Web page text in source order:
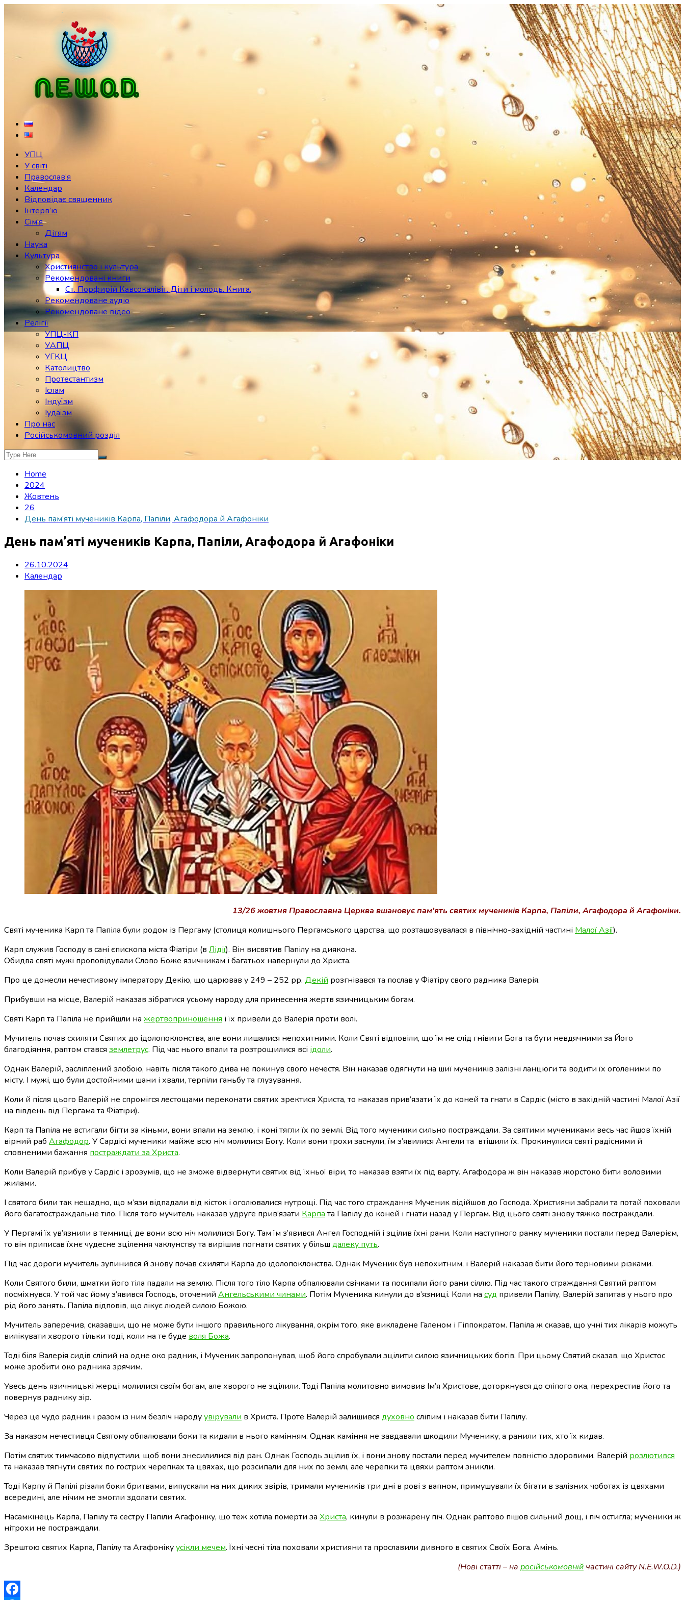
УПЦ
У світі
Православ’я
Календар
Відповідає священник
Інтерв’ю
Сім’я
Дітям
Наука
Культура
Християнство і культура
Рекомендовані книги
Ст. Порфирій Кавсокалівіт. Діти і молодь. Книга.
Рекомендоване аудіо
Рекомендоване відео
Релігії
УПЦ-КП
УАПЦ
УГКЦ
Католицтво
Протестантизм
Іслам
Індуїзм
Іудаїзм
Про нас
Російськомовний розділ
Home
2024
Жовтень
26
День пам’яті мучеників Карпа, Папіли, Агафодора й Агафоніки
День пам’яті мучеників Карпа, Папіли, Агафодора й Агафоніки
26.10.2024
Календар
13/26 жовтня Православна Церква вшановує пам’ять святих мучеників Карпа, Папіли, Агафодора й Агафоніки.
Святі мученика Карп та Папіла були родом із Пергаму (столиця колишнього Пергамського царства, що розташовувалася в північно-західній частині Малої Азії).
Карп служив Господу в сані єпископа міста Фіатіри (в Лідії). Він висвятив Папілу на диякона.
Обидва святі мужі проповідували Слово Боже язичникам і багатьох навернули до Христа.
Про це донесли нечестивому імператору Декію, що царював у 249 – 252 рр. Декій розгнівався та послав у Фіатіру свого радника Валерія.
Прибувши на місце, Валерій наказав зібратися усьому народу для принесення жертв язичницьким богам.
Святі Карп та Папіла не прийшли на жертвоприношення і їх привели до Валерія проти волі.
Мучитель почав схиляти Святих до ідолопоклонства, але вони лишалися непохитними. Коли Святі відповіли, що їм не слід гнівити Бога та бути невдячними за Його
благодіяння, раптом стався землетрус. Під час нього впали та розтрощилися всі ідоли.
Однак Валерій, засліплений злобою, навіть після такого дива не покинув свого нечестя. Він наказав одягнути на шиї мучеників залізні ланцюги та водити їх оголеними по
місту. І мужі, що були достойними шани і хвали, терпіли ганьбу та глузування.
Коли й після цього Валерій не спромігся лестощами переконати святих зректися Христа, то наказав прив’язати їх до коней та гнати в Сардіс (місто в західній частині Малої Азії
на південь від Пергама та Фіатіри).
Карп та Папіла не встигали бігти за кіньми, вони впали на землю, і коні тягли їх по землі. Від того мученики сильно постраждали. За святими мучениками весь час йшов їхній
вірний раб Агафодор. У Сардісі мученики майже всю ніч молилися Богу. Коли вони трохи заснули, їм з’явилися Ангели та втішили їх. Прокинулися святі радісними й
сповненими бажання постраждати за Христа.
Коли Валерій прибув у Сардіс і зрозумів, що не зможе відвернути святих від їхньої віри, то наказав взяти їх під варту. Агафодора ж він наказав жорстоко бити воловими
жилами.
І святого били так нещадно, що м’язи відпадали від кісток і оголювалися нутрощі. Під час того страждання Мученик відійшов до Господа. Християни забрали та потай поховали
його багатостраждальне тіло. Після того мучитель наказав удруге прив’язати Карпа та Папілу до коней і гнати назад у Пергам. Від цього святі знову тяжко постраждали.
У Пергамі їх ув’язнили в темниці, де вони всю ніч молилися Богу. Там їм з’явився Ангел Господній і зцілив їхні рани. Коли наступного ранку мученики постали перед Валерієм,
то він приписав їхнє чудесне зцілення чаклунству та вирішив погнати святих у більш далеку путь.
Під час дороги мучитель зупинився й знову почав схиляти Карпа до ідолопоклонства. Однак Мученик був непохитним, і Валерій наказав бити його терновими різками.
Коли Святого били, шматки його тіла падали на землю. Після того тіло Карпа обпалювали свічками та посипали його рани сіллю. Під час такого страждання Святий раптом
посміхнувся. У той час йому з’явився Господь, оточений Ангельськими чинами. Потім Мученика кинули до в’язниці. Коли на суд привели Папілу, Валерій запитав у нього про
рід його занять. Папіла відповів, що лікує людей силою Божою.
Мучитель заперечив, сказавши, що не може бути іншого правильного лікування, окрім того, яке викладене Галеном і Гіппократом. Папіла ж сказав, що учні тих лікарів можуть
вилікувати хворого тільки тоді, коли на те буде воля Божа.
Тоді біля Валерія сидів сліпий на одне око радник, і Мученик запропонував, щоб його спробували зцілити силою язичницьких богів. При цьому Святий сказав, що Христос
може зробити око радника зрячим.
Увесь день язичницькі жерці молилися своїм богам, але хворого не зцілили. Тоді Папіла молитовно вимовив Ім’я Христове, доторкнувся до сліпого ока, перехрестив його та
повернув раднику зір.
Через це чудо радник і разом із ним безліч народуувірували в Христа. Проте Валерій залишився духовно сліпим і наказав бити Папілу.
За наказом нечестивця Святому обпалювали боки та кидали в нього камінням. Однак каміння не завдавали шкодили Мученику, а ранили тих, хто їх кидав.
Потім святих тимчасово відпустили, щоб вони знесилилися від ран. Однак Господь зцілив їх, і вони знову постали перед мучителем повністю здоровими. Валерій розлютився
та наказав тягнути святих по гострих черепках та цвяхах, що розсипали для них по землі, але черепки та цвяхи раптом зникли.
Тоді Карпу й Папілі різали боки бритвами, випускали на них диких звірів, тримали мучеників три дні в рові з вапном, примушували їх бігати в залізних чоботах із цвяхами
всередині, але нічим не змогли здолати святих.
Насамкінець Карпа, Папілу та сестру Папіли Агафоніку, що теж хотіла померти за Христа, кинули в розжарену піч. Однак раптово пішов сильний дощ, і піч остигла; мученики ж
нітрохи не постраждали.
Зрештою святих Карпа, Папілу та Агафонікуусікли мечем. Їхні чесні тіла поховали християни та прославили дивного в святих Своїх Бога. Амінь.
(Нові статті – на російськомовній частині сайту N.E.W.O.D.)